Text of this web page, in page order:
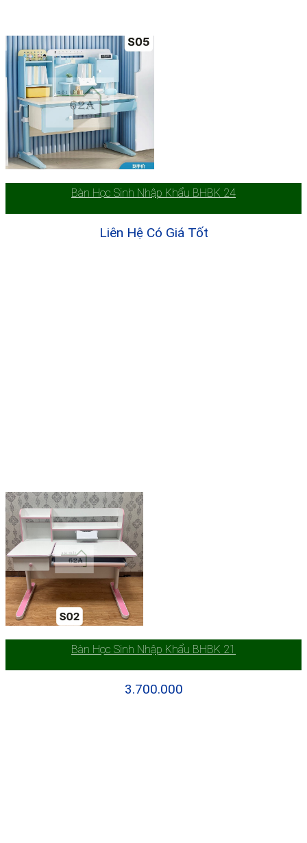
Bàn Học Sinh Nhập Khẩu BHBK 24
Liên Hệ Có Giá Tốt
Bàn Học Sinh Nhập Khẩu BHBK 21
3.700.000